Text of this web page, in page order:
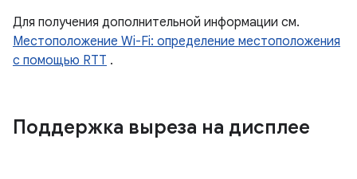
Для получения дополнительной информации см.
Местоположение Wi-Fi: определение местоположения
с помощью RTT .
Поддержка выреза на дисплее